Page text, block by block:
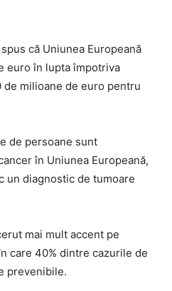
că Uniunea Europeană
euro în lupta împotriva
milioane de euro pentru
de persoane sunt
în Uniunea Europeană,
un diagnostic de tumoare
mai mult accent pe
care 40% dintre cazurile de
prevenibile.